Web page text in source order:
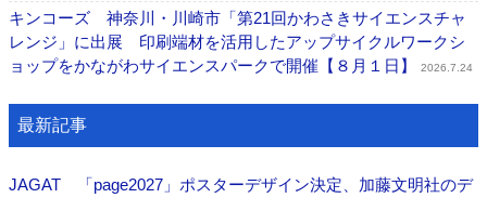
キンコーズ 神奈川・川崎市「第21回かわさきサイエンスチャ
レンジ」に出展 印刷端材を活用したアップサイクルワークシ
ョップをかながわサイエンスパークで開催【８月１日】
2026.7.24
最新記事
JAGAT 「page2027」ポスターデザイン決定、加藤文明社のデ